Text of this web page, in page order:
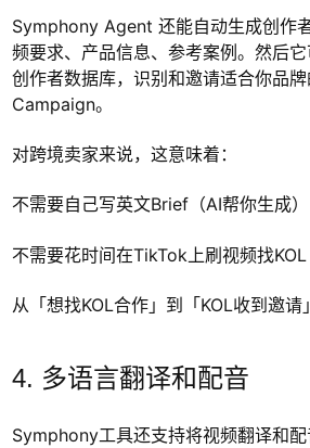
Symphony Agent 还能自动生成创
频要求、产品信息、参考案例。然后
创作者数据库，识别和邀请适合你品
Campaign。
对跨境卖家来说，这意味着：
不需要自己写英文Brief（AI帮你生成）
不需要花时间在TikTok上刷视频找KOL
从「想找KOL合作」到「KOL收到邀
4. 多语言翻译和配音
Symphony工具还支持将视频翻译和